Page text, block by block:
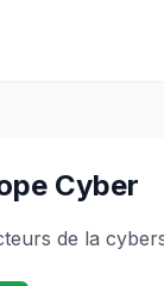
Cyber
de la